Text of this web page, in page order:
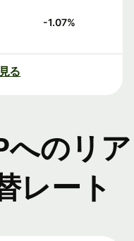
-1.07%
る
へのリア
レート